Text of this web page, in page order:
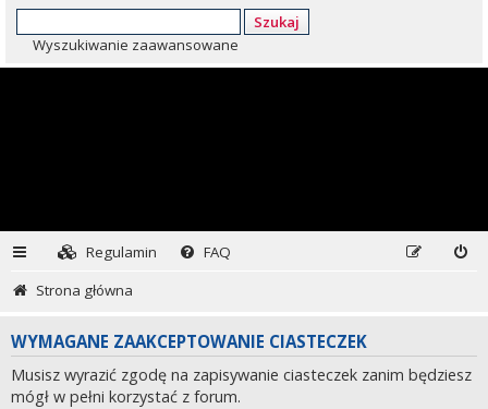
Szukaj
Wyszukiwanie zaawansowane
Regulamin
FAQ
Strona główna
WYMAGANE ZAAKCEPTOWANIE CIASTECZEK
Musisz wyrazić zgodę na zapisywanie ciasteczek zanim będziesz
mógł w pełni korzystać z forum.